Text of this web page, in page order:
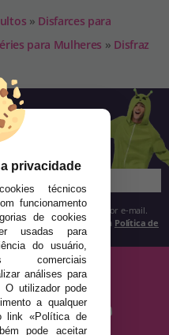
» Disfarces para
para Mulheres » Disfraz
de
novidades e tendências por e-mail.
conforme estipulado na Política de
privacidade
técnicos
funcionamento
de cookies
usadas para
do usuário,
comerciais
análises para
O utilizador pode
a qualquer
link «Política de
pode aceitar